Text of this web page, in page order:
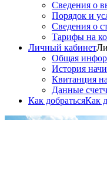
Сведения о
Порядок и
Сведения о
Тарифы на
Личный кабинет
Общая
История
Квитанция
Данные
Как добратьсяКак